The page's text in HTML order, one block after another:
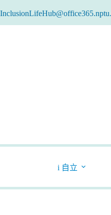
至
i 自立